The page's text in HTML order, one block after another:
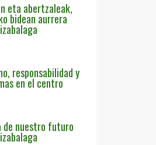
eta abertzaleak,
bidean aurrera
responsabilidad y
en el centro
de nuestro futuro